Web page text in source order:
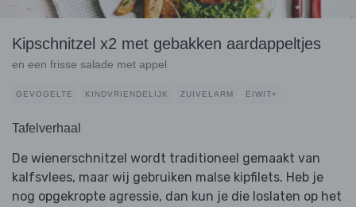
Kipschnitzel x2 met gebakken aardappeltjes
en een frisse salade met appel
GEVOGELTE KINDVRIENDELIJK ZUIVELARM EIWIT+
Tafelverhaal
De wienerschnitzel wordt traditioneel gemaakt van
kalfsvlees, maar wij gebruiken malse kipfilets. Heb je
nog opgekropte agressie, dan kun je die loslaten op het